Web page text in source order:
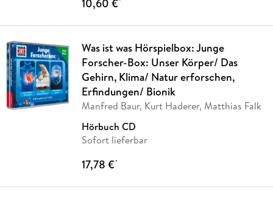
10,60 €
Was ist was Hörspielbox: Junge
Forscher-Box: Unser Körper/ Das
Gehirn, Klima/ Natur erforschen,
Erfindungen/ Bionik
Manfred Baur, Kurt Haderer, Matthias Falk
Hörbuch CD
Sofort lieferbar
17,78 €*